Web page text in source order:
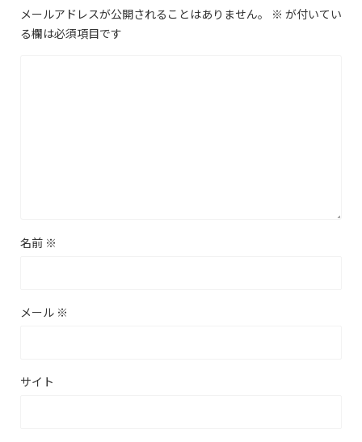
メールアドレスが公開されることはありません。 ※ が付いてい
る欄は必須項目です
名前 ※
メール ※
サイト